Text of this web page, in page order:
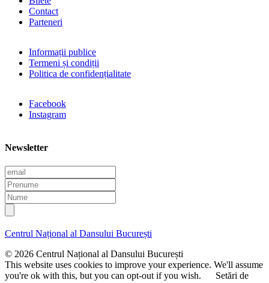
Contact
Parteneri
Informații publice
Termeni și condiții
Politica de confidențialitate
Facebook
Instagram
Newsletter
E
m
a
i
l
P
r
e
n
m
N
u
m
e
Centrul Național al Dansului București
© 2026 Centrul Național al Dansului București
This website uses cookies to improve your experience. We'll assume
you're ok with this, but you can opt-out if you wish.
Setări de